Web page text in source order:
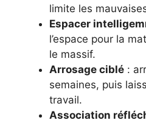
limite les
Espacer
l’espace pour la
le massif.
Arrosage ciblé :
semaines, puis
travail.
Association